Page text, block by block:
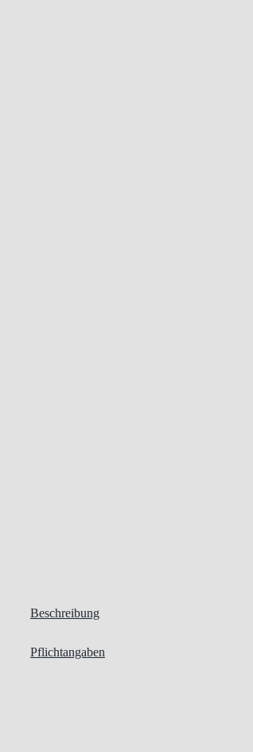
Beschreibung
Pflichtangaben